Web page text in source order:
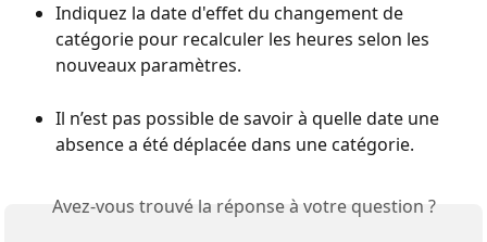
Indiquez la date d'effet du changement de
catégorie pour recalculer les heures selon les
nouveaux paramètres.
Il n’est pas possible de savoir à quelle date une
absence a été déplacée dans une catégorie.
Avez-vous trouvé la réponse à votre question ?